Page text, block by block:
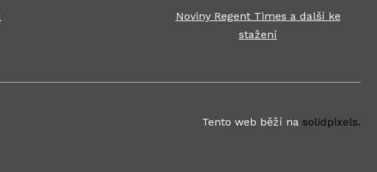
Noviny Regent Times a další ke
stažení
Tento web běží na solidpixels.